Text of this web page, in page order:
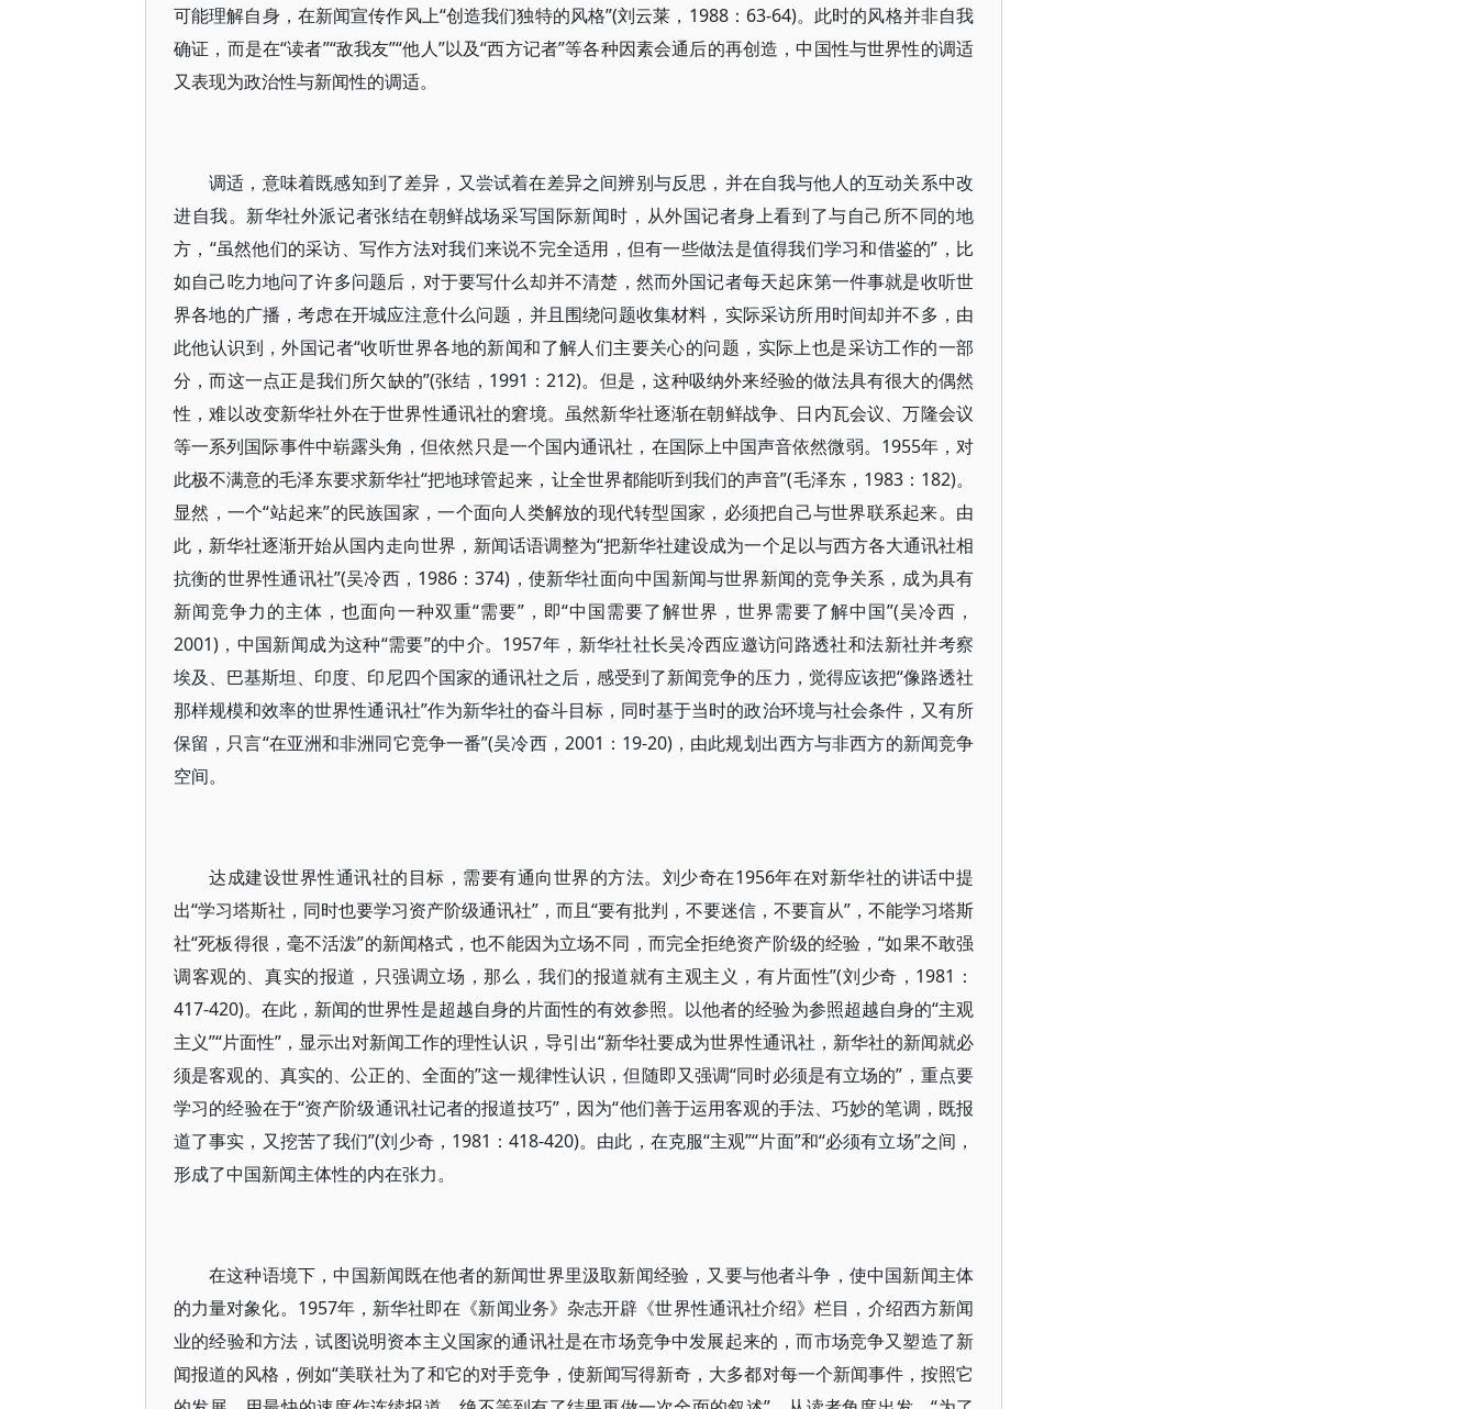
可能理解自身，在新闻宣传作风上“创造我们独特的风格”(刘云莱，1988：63-64)。此时的风格并非自我
确证，而是在“读者”“敌我友”“他人”以及“西方记者”等各种因素会通后的再创造，中国性与世界性的调适
又表现为政治性与新闻性的调适。
调适，意味着既感知到了差异，又尝试着在差异之间辨别与反思，并在自我与他人的互动关系中改
进自我。新华社外派记者张结在朝鲜战场采写国际新闻时，从外国记者身上看到了与自己所不同的地
方，“虽然他们的采访、写作方法对我们来说不完全适用，但有一些做法是值得我们学习和借鉴的”，比
如自己吃力地问了许多问题后，对于要写什么却并不清楚，然而外国记者每天起床第一件事就是收听世
界各地的广播，考虑在开城应注意什么问题，并且围绕问题收集材料，实际采访所用时间却并不多，由
此他认识到，外国记者“收听世界各地的新闻和了解人们主要关心的问题，实际上也是采访工作的一部
分，而这一点正是我们所欠缺的”(张结，1991：212)。但是，这种吸纳外来经验的做法具有很大的偶然
性，难以改变新华社外在于世界性通讯社的窘境。虽然新华社逐渐在朝鲜战争、日内瓦会议、万隆会议
等一系列国际事件中崭露头角，但依然只是一个国内通讯社，在国际上中国声音依然微弱。1955年，对
此极不满意的毛泽东要求新华社“把地球管起来，让全世界都能听到我们的声音”(毛泽东，1983：182)。
显然，一个“站起来”的民族国家，一个面向人类解放的现代转型国家，必须把自己与世界联系起来。由
此，新华社逐渐开始从国内走向世界，新闻话语调整为“把新华社建设成为一个足以与西方各大通讯社相
抗衡的世界性通讯社”(吴冷西，1986：374)，使新华社面向中国新闻与世界新闻的竞争关系，成为具有
新闻竞争力的主体，也面向一种双重“需要”，即“中国需要了解世界，世界需要了解中国”(吴冷西，
2001)，中国新闻成为这种“需要”的中介。1957年，新华社社长吴冷西应邀访问路透社和法新社并考察
埃及、巴基斯坦、印度、印尼四个国家的通讯社之后，感受到了新闻竞争的压力，觉得应该把“像路透社
那样规模和效率的世界性通讯社”作为新华社的奋斗目标，同时基于当时的政治环境与社会条件，又有所
保留，只言“在亚洲和非洲同它竞争一番”(吴冷西，2001：19-20)，由此规划出西方与非西方的新闻竞争
空间。
达成建设世界性通讯社的目标，需要有通向世界的方法。刘少奇在1956年在对新华社的讲话中提
出“学习塔斯社，同时也要学习资产阶级通讯社”，而且“要有批判，不要迷信，不要盲从”，不能学习塔斯
社“死板得很，毫不活泼”的新闻格式，也不能因为立场不同，而完全拒绝资产阶级的经验，“如果不敢强
调客观的、真实的报道，只强调立场，那么，我们的报道就有主观主义，有片面性”(刘少奇，1981：
417-420)。在此，新闻的世界性是超越自身的片面性的有效参照。以他者的经验为参照超越自身的“主观
主义”“片面性”，显示出对新闻工作的理性认识，导引出“新华社要成为世界性通讯社，新华社的新闻就必
须是客观的、真实的、公正的、全面的”这一规律性认识，但随即又强调“同时必须是有立场的”，重点要
学习的经验在于“资产阶级通讯社记者的报道技巧”，因为“他们善于运用客观的手法、巧妙的笔调，既报
道了事实，又挖苦了我们”(刘少奇，1981：418-420)。由此，在克服“主观”“片面”和“必须有立场”之间，
形成了中国新闻主体性的内在张力。
在这种语境下，中国新闻既在他者的新闻世界里汲取新闻经验，又要与他者斗争，使中国新闻主体
的力量对象化。1957年，新华社即在《新闻业务》杂志开辟《世界性通讯社介绍》栏目，介绍西方新闻
业的经验和方法，试图说明资本主义国家的通讯社是在市场竞争中发展起来的，而市场竞争又塑造了新
闻报道的风格，例如“美联社为了和它的对手竞争，使新闻写得新奇，大多都对每一个新闻事件，按照它